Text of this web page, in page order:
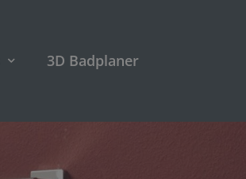
3D Badplaner